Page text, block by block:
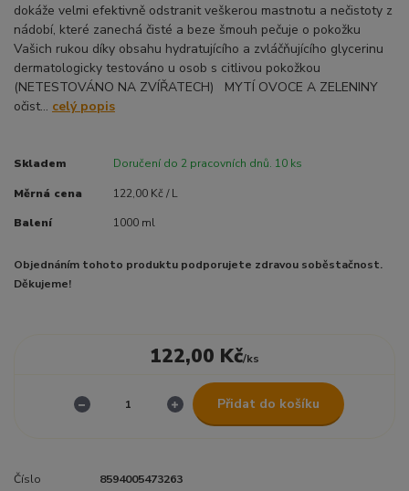
dokáže velmi efektivně odstranit veškerou mastnotu a nečistoty z
nádobí, které zanechá čisté a beze šmouh pečuje o pokožku
Vašich rukou díky obsahu hydratujícího a zvláčňujícího glycerinu
dermatologicky testováno u osob s citlivou pokožkou
(NETESTOVÁNO NA ZVÍŘATECH) MYTÍ OVOCE A ZELENINY
očist... celý popis
Skladem Doručení do 2 pracovních dnů. 10 ks
Měrná cena 122,00 Kč / L
Balení 1000 ml
Objednáním tohoto produktu podporujete zdravou soběstačnost.
Děkujeme!
122,00 Kč/ks
Přidat do košíku
Číslo
8594005473263